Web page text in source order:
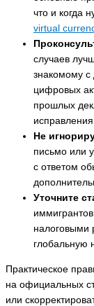
что и когда
virtual
случаев
знакомому
цифровых
прошлых
Не
письмо или
с ответом
Уточните
налоговыми
глобальную
Практическое
на официальных
или